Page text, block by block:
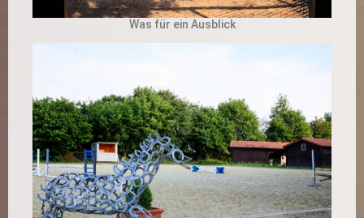
Was für ein Ausblick